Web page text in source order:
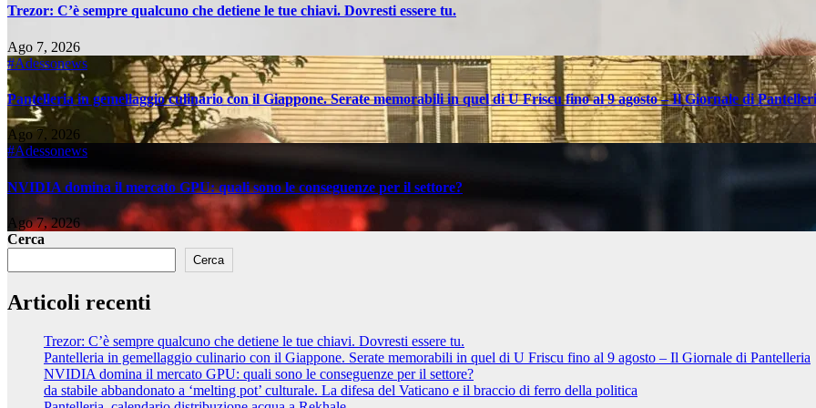
Trezor: C’è sempre qualcuno che detiene le tue chiavi. Dovresti essere tu.
Ago 7, 2026
#Adessonews
Pantelleria in gemellaggio culinario con il Giappone. Serate memorabili in quel di U Friscu fino al 9 agosto – Il Giornale di
Ago 7, 2026
#Adessonews
NVIDIA domina il mercato GPU: quali sono le conseguenze per il settore?
Ago 7, 2026
Cerca
Cerca
Articoli recenti
Trezor: C’è sempre qualcuno che detiene le tue chiavi. Dovresti essere tu.
Pantelleria in gemellaggio culinario con il Giappone. Serate memorabili in quel di U Friscu fino al 9 agosto – Il Giornale di Pantelleria
NVIDIA domina il mercato GPU: quali sono le conseguenze per il settore?
da stabile abbandonato a ‘melting pot’ culturale. La difesa del Vaticano e il braccio di ferro della politica